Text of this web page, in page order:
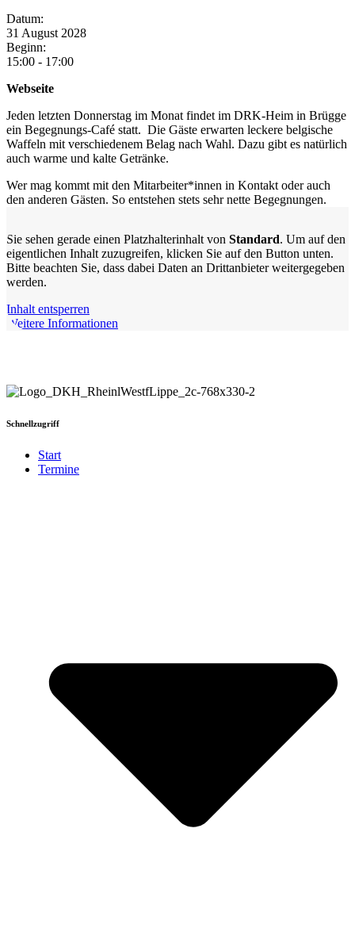
Datum:
31 August 2028
Beginn:
15:00 - 17:00
Webseite
Jeden letzten Donnerstag im Monat findet im DRK-Heim in Brügge
ein Begegnungs-Café statt. Die Gäste erwarten leckere belgische
Waffeln mit verschiedenem Belag nach Wahl. Dazu gibt es natürlich
auch warme und kalte Getränke.
Wer mag kommt mit den Mitarbeiter*innen in Kontakt oder auch
den anderen Gästen. So entstehen stets sehr nette Begegnungen.
Sie sehen gerade einen Platzhalterinhalt von Standard. Um auf den
eigentlichen Inhalt zuzugreifen, klicken Sie auf den Button unten.
Bitte beachten Sie, dass dabei Daten an Drittanbieter weitergegeben
werden.
Inhalt entsperren
Weitere Informationen
Schnellzugriff
Start
Termine